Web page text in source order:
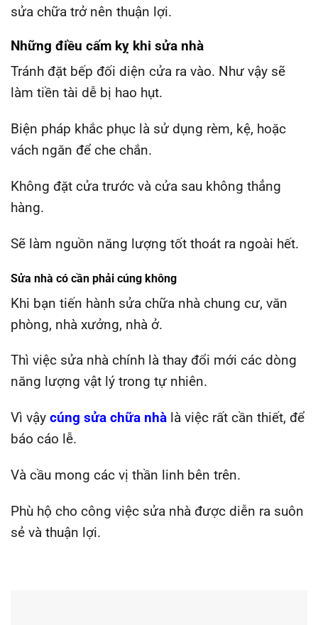
sửa chữa trở nên thuận lợi.
Những điều cấm kỵ khi sửa nhà
Tránh đặt bếp đối diện cửa ra vào. Như vậy sẽ
làm tiền tài dễ bị hao hụt.
Biện pháp khắc phục là sử dụng rèm, kệ, hoặc
vách ngăn để che chắn.
Không đặt cửa trước và cửa sau không thẳng
hàng.
Sẽ làm nguồn năng lượng tốt thoát ra ngoài hết.
Sửa nhà có cần phải cúng không
Khi bạn tiến hành sửa chữa nhà chung cư, văn
phòng, nhà xưởng, nhà ở.
Thì việc sửa nhà chính là thay đổi mới các dòng
năng lượng vật lý trong tự nhiên.
Vì vậy cúng sửa chữa nhà là việc rất cần thiết, để
báo cáo lễ.
Và cầu mong các vị thần linh bên trên.
Phù hộ cho công việc sửa nhà được diễn ra suôn
sẻ và thuận lợi.